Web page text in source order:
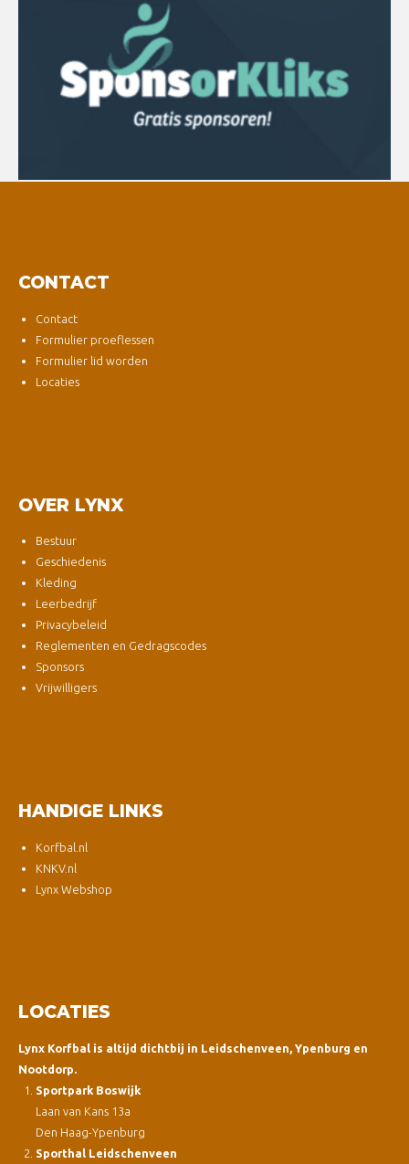
CONTACT
Contact
Formulier proeflessen
Formulier lid worden
Locaties
OVER LYNX
Bestuur
Geschiedenis
Kleding
Leerbedrijf
Privacybeleid
Reglementen en Gedragscodes
Sponsors
Vrijwilligers
HANDIGE LINKS
Korfbal.nl
KNKV.nl
Lynx Webshop
LOCATIES
Lynx Korfbal is altijd dichtbij in Leidschenveen, Ypenburg en
Nootdorp.
Sportpark Boswijk
Laan van Kans 13a
Den Haag-Ypenburg
Sporthal Leidschenveen